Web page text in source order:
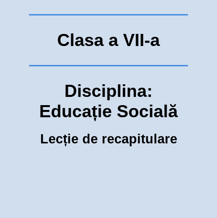
Clasa a VII-a
Disciplina:
Educație Socială
Lecție de recapitulare